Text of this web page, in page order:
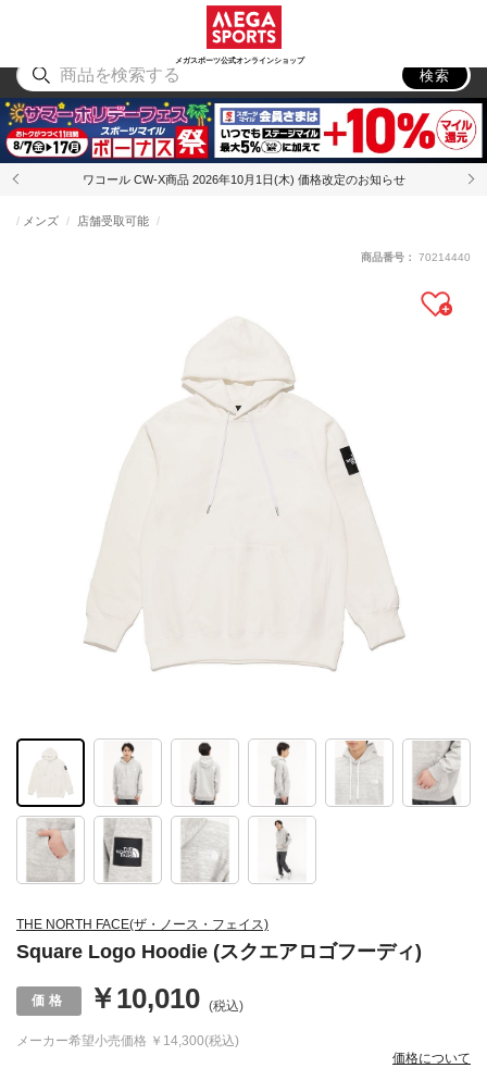
メガスポーツ公式オンラインショップ
アウトドア
検索
ワコール CW-X商品 2026年10月1日(木) 価格改定のお知らせ
THE NORTH FACE(ザ・ノース・フェイス)
Square Logo Hoodie (スクエアロゴフーディ)
メンズ 店舗受取可能
メーカー希望小売価格 ￥14,300(税込)
￥10,010 (税込)
価格について
商品番号： 70214440